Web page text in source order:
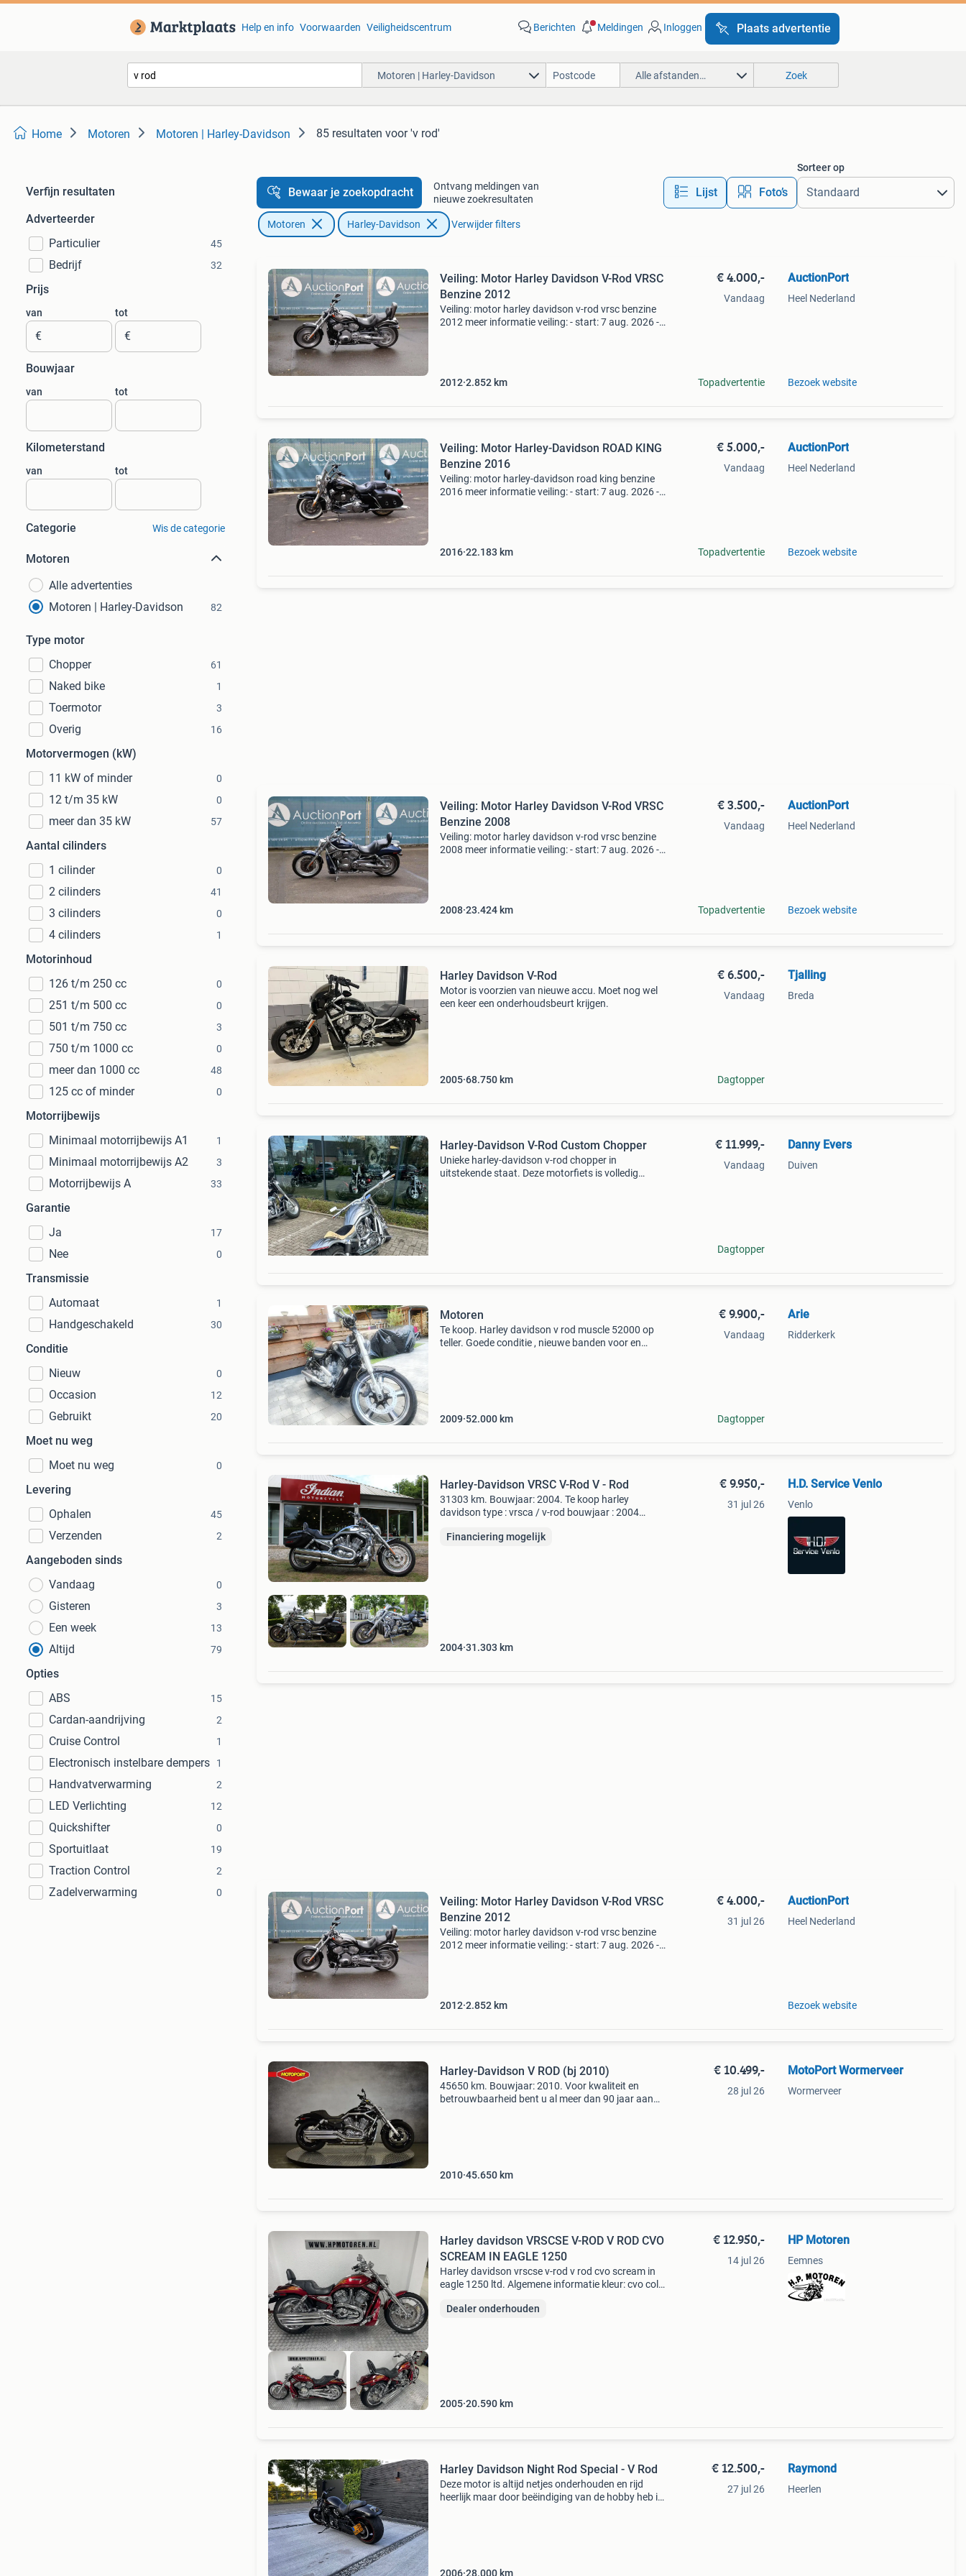
Help en info Voorwaarden Veiligheidscentrum Berichten Meldingen Inloggen Plaats advertentie
Motoren | Harley-Davidson Alle afstanden… Zoek
Home Motoren Motoren | Harley-Davidson 85 resultaten voor 'v rod'
Verfijn resultaten
Adverteerder
Particulier
45
Bedrijf 32
Prijs
van
€
tot
€
Bouwjaar
van tot
Kilometerstand
van tot
Categorie Wis de categorie
Motoren
Alle advertenties
Motoren | Harley-Davidson
82
Type motor
Chopper
61
Naked bike 1
Toermotor 3
Overig 16
Motorvermogen (kW)
11 kW of minder
0
12 t/m 35 kW 0
meer dan 35 kW 57
Aantal cilinders
1 cilinder
0
2 cilinders 41
3 cilinders 0
4 cilinders 1
Motorinhoud
126 t/m 250 cc
0
251 t/m 500 cc 0
501 t/m 750 cc 3
750 t/m 1000 cc 0
meer dan 1000 cc 48
125 cc of minder 0
Motorrijbewijs
Minimaal motorrijbewijs A1
1
Minimaal motorrijbewijs A2 3
Motorrijbewijs A 33
Garantie
Ja
17
Nee 0
Transmissie
Automaat
1
Handgeschakeld 30
Conditie
Nieuw
0
Occasion 12
Gebruikt 20
Moet nu weg
Moet nu weg
0
Levering
Ophalen
45
Verzenden 2
Aangeboden sinds
Vandaag
0
Gisteren 3
Een week 13
Altijd 79
Opties
ABS
15
Cardan-aandrijving 2
Cruise Control 1
Electronisch instelbare dempers 1
Handvatverwarming 2
LED Verlichting 12
Quickshifter 0
Sportuitlaat 19
Traction Control 2
Zadelverwarming 0
Bewaar je zoekopdracht
Ontvang meldingen van
nieuwe zoekresultaten
Lijst Foto’s
Sorteer op
Motoren Harley-Davidson Verwijder filters
Veiling: Motor Harley Davidson V-Rod VRSC
Benzine 2012
Veiling: motor harley davidson v-rod vrsc benzine
2012 meer informatie veiling: - start: 7 aug. 2026 -
2012 2.852 km
€ 4.000,-
Vandaag
Topadvertentie
AuctionPort
Heel Nederland
Bezoek website
Veiling: Motor Harley-Davidson ROAD KING
Benzine 2016
Veiling: motor harley-davidson road king benzine
2016 meer informatie veiling: - start: 7 aug. 2026 -
2016 22.183 km
€ 5.000,-
Vandaag
Topadvertentie
AuctionPort
Heel Nederland
Bezoek website
Veiling: Motor Harley Davidson V-Rod VRSC
Benzine 2008
Veiling: motor harley davidson v-rod vrsc benzine
2008 meer informatie veiling: - start: 7 aug. 2026 -
2008 23.424 km
€ 3.500,-
Vandaag
Topadvertentie
AuctionPort
Heel Nederland
Bezoek website
Harley Davidson V-Rod
Motor is voorzien van nieuwe accu. Moet nog wel
een keer een onderhoudsbeurt krijgen.
2005 68.750 km
€ 6.500,-
Vandaag
Dagtopper
Tjalling
Breda
Harley-Davidson V-Rod Custom Chopper
Unieke harley-davidson v-rod chopper in
uitstekende staat. Deze motorfiets is volledig
€ 11.999,-
Vandaag
Dagtopper
Danny Evers
Duiven
Motoren
Te koop. Harley davidson v rod muscle 52000 op
teller. Goede conditie , nieuwe banden voor en
2009 52.000 km
€ 9.900,-
Vandaag
Dagtopper
Arie
Ridderkerk
Harley-Davidson VRSC V-Rod V - Rod
31303 km. Bouwjaar: 2004. Te koop harley
davidson type : vrsca / v-rod bouwjaar : 2004
versnellingen kleur zlver / chroom zeer mooie harley
Financiering mogelijk
2004 31.303 km
€ 9.950,-
31 jul 26
H.D. Service Venlo
Venlo
Veiling: Motor Harley Davidson V-Rod VRSC
Benzine 2012
Veiling: motor harley davidson v-rod vrsc benzine
2012 meer informatie veiling: - start: 7 aug. 2026 -
2012 2.852 km
€ 4.000,-
31 jul 26
AuctionPort
Heel Nederland
Bezoek website
Harley-Davidson V ROD (bj 2010)
45650 km. Bouwjaar: 2010. Voor kwaliteit en
betrouwbaarheid bent u al meer dan 90 jaar aan
2010 45.650 km
€ 10.499,-
28 jul 26
MotoPort Wormerveer
Wormerveer
Harley davidson VRSCSE V-ROD V ROD CVO
SCREAM IN EAGLE 1250
Harley davidson vrscse v-rod v rod cvo scream in
eagle 1250 ltd. Algemene informatie kleur: cvo color
6807 kenteken: 56-ms-gt technische informatie v
Dealer onderhouden
2005 20.590 km
€ 12.950,-
14 jul 26
HP Motoren
Eemnes
Harley Davidson Night Rod Special - V Rod
Deze motor is altijd netjes onderhouden en rijd
heerlijk maar door beëindiging van de hobby heb ik
2006 28.000 km
€ 12.500,-
27 jul 26
Raymond
Heerlen